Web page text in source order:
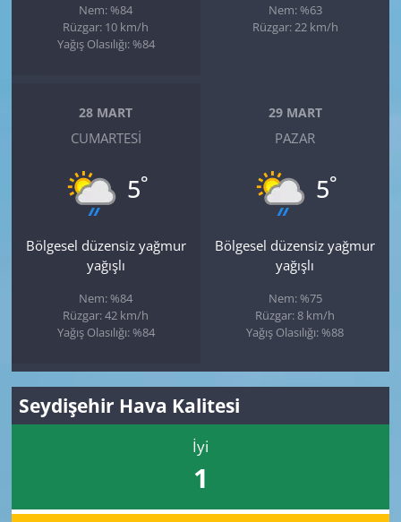
Nem: %84
Rüzgar: 10 km/h
Yağış Olasılığı: %84
Nem: %63
Rüzgar: 22 km/h
28 MART
CUMARTESI
5°
Bölgesel düzensiz yağmur
yağışlı
Nem: %84
Rüzgar: 42 km/h
Yağış Olasılığı: %84
29 MART
PAZAR
5°
Bölgesel düzensiz yağmur
yağışlı
Nem: %75
Rüzgar: 8 km/h
Yağış Olasılığı: %88
Seydişehir Hava Kalitesi
İyi
1